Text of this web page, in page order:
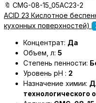
🔖 CMG-08-15_05AC23-2
ACID 23 Кислотное
кухонных поверхностей)
Концентрат: Да
Объем, л: 5
Степень пенности:
Уровень pH : 2
Назначение химии:
технологического